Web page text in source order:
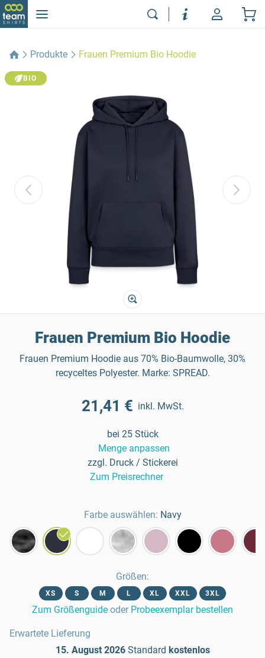
Produkte Frauen Premium Bio Hoodie
BIO
Frauen Premium Bio Hoodie
Frauen Premium Hoodie aus 70% Bio-Baumwolle, 30%
recyceltes Polyester. Marke: SPREAD.
21,41 € inkl. MwSt.
bei 25 Stück
Menge anpassen
zzgl. Druck / Stickerei
Zum Preisrechner
Farbe auswählen: Navy
Größen:
XS S M L XL XXL 3XL
Zum Größenguide oder Probeexemplar bestellen
Erwartete Lieferung
15. August 2026 Standard kostenlos